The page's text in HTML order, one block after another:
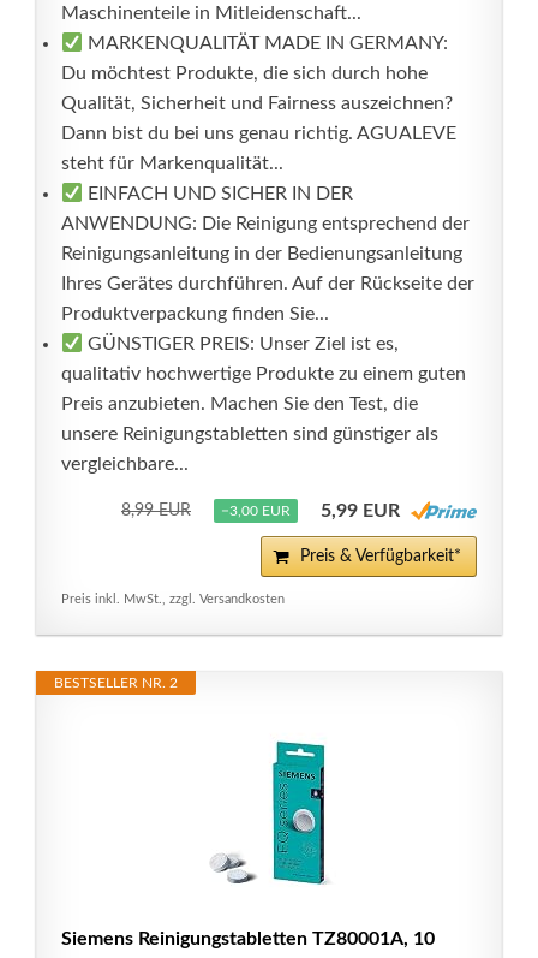
Maschinenteile in Mitleidenschaft...
MARKENQUALITÄT MADE IN GERMANY:
Du möchtest Produkte, die sich durch hohe
Qualität, Sicherheit und Fairness auszeichnen?
Dann bist du bei uns genau richtig. AGUALEVE
steht für Markenqualität...
EINFACH UND SICHER IN DER
ANWENDUNG: Die Reinigung entsprechend der
Reinigungsanleitung in der Bedienungsanleitung
Ihres Gerätes durchführen. Auf der Rückseite der
Produktverpackung finden Sie...
GÜNSTIGER PREIS: Unser Ziel ist es,
qualitativ hochwertige Produkte zu einem guten
Preis anzubieten. Machen Sie den Test, die
unsere Reinigungstabletten sind günstiger als
vergleichbare...
8,99 EUR −3,00 EUR 5,99 EUR
Preis & Verfügbarkeit*
Preis inkl. MwSt., zzgl. Versandkosten
BESTSELLER NR. 2
Siemens Reinigungstabletten TZ80001A, 10